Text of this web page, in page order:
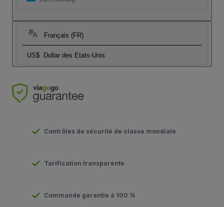
Français (FR)
US$ Dollar des Etats-Unis
Contrôles de sécurité de classe mondiale
Tarification transparente
Commande garantie à 100 %